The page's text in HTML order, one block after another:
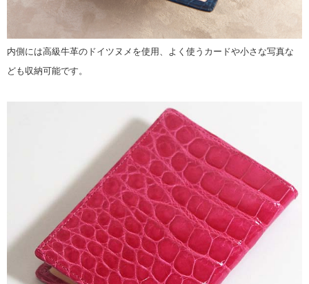
内側には高級牛革のドイツヌメを使用、よく使うカードや小さな写真な
ども収納可能です。